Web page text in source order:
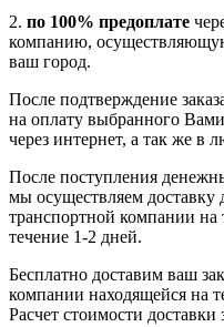
2. по 100% предоплате
компанию,
ваш город.
После подтверждение
на оплату выбранного
через интернет, а так же в
После поступления
мы осуществляем доставку
транспортной компании на
течение 1-2 дней.
Бесплатно доставим ваш
компании находящейся на
Расчет стоимости